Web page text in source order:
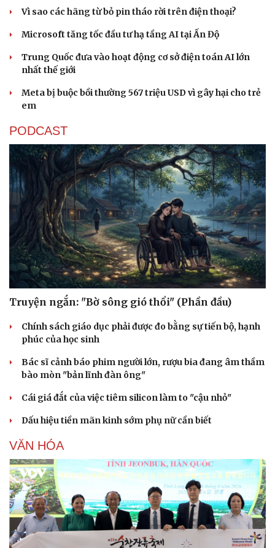
Dinh dưỡng - món ngon
Sản phụ khoa
Nam khoa
Làm đẹp - giảm cân
Phòng mạch online
Ăn sạch sống khỏe
Nhà đẹp
Tình yêu - Gia đình
Vì sao các hãng từ bỏ pin tháo rời trên điện thoại?
Microsoft tăng tốc đầu tư hạ tầng AI tại Ấn Độ
Trung Quốc đưa vào hoạt động cơ sở điện toán AI lớn
nhất thế giới
Meta bị buộc bồi thường 567 triệu USD vì gây hại cho trẻ
em
PODCAST
Truyện ngắn: "Bờ sông gió thổi" (Phần đầu)
Chính sách giáo dục phải được đo bằng sự tiến bộ, hạnh
phúc của học sinh
Bác sĩ cảnh báo phim người lớn, rượu bia đang âm thầm
bào mòn "bản lĩnh đàn ông"
Cái giá đắt của việc tiêm silicon làm to "cậu nhỏ"
Dấu hiệu tiền mãn kinh sớm phụ nữ cần biết
VĂN HÓA